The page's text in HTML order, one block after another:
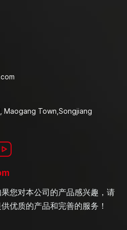
Maogang Town,Songjiang
您对本公司的产品感兴趣，请
优质的产品和完善的服务！